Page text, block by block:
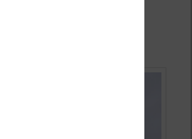
de la
Libra 2